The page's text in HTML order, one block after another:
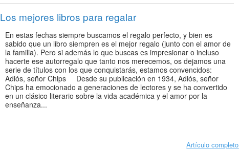
Los mejores libros para regalar
En estas fechas siempre buscamos el regalo perfecto, y bien es
sabido que un libro siempren es el mejor regalo (junto con el amor de
la familia). Pero si además lo que buscas es impresionar o incluso
hacerte ese autorregalo que tanto nos merecemos, os dejamos una
serie de títulos con los que conquistarás, estamos convencidos:
Adiós, señor Chips Desde su publicación en 1934, Adiós, señor
Chips ha emocionado a generaciones de lectores y se ha convertido
en un clásico literario sobre la vida académica y el amor por la
enseñanza...
Artículo completo